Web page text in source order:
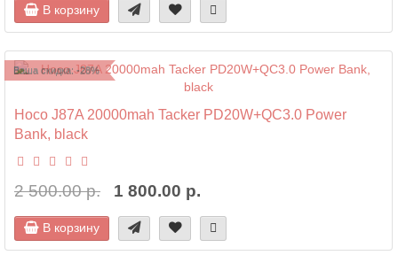
В корзину
Ваша скидка: -28%
Hoco J87A 20000mah Tacker PD20W+QC3.0 Power
Bank, black
2 500.00 р. 1 800.00 р.
В корзину